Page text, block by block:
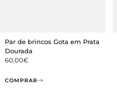
Par de brincos Gota em Prata
Dourada
60,00€
COMPRAR